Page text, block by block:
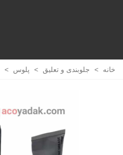
خانه > جلوبندی و تعلیق > پلوس >